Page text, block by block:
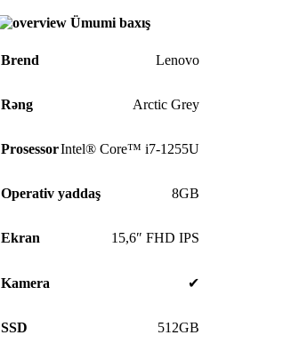
Ümumi baxış
Brend Lenovo
Rəng Arctic Grey
ProsessorIntel® Core™ i7-1255U
Operativ yaddaş 8GB
Ekran 15,6″ FHD IPS
Kamera ✔
SSD 512GB